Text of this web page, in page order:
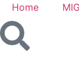
Home